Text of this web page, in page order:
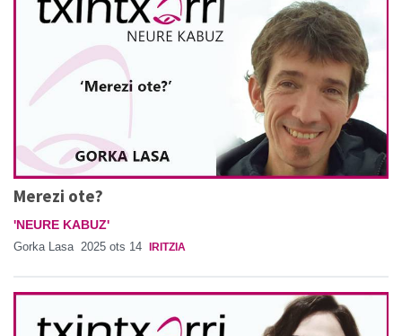
Merezi ote?
'NEURE KABUZ'
Gorka Lasa 2025 ots 14 IRITZIA